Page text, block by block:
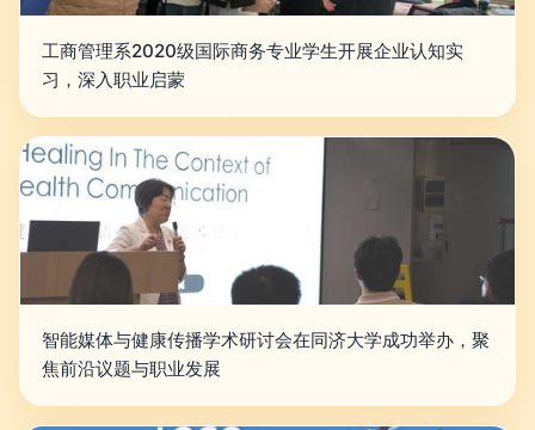
工商管理系2020级国际商务专业学生开展企业认知实
习，深入职业启蒙
智能媒体与健康传播学术研讨会在同济大学成功举办，聚
焦前沿议题与职业发展